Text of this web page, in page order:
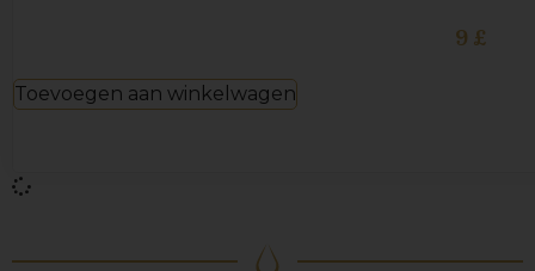
9 £
Toevoegen aan winkelwagen